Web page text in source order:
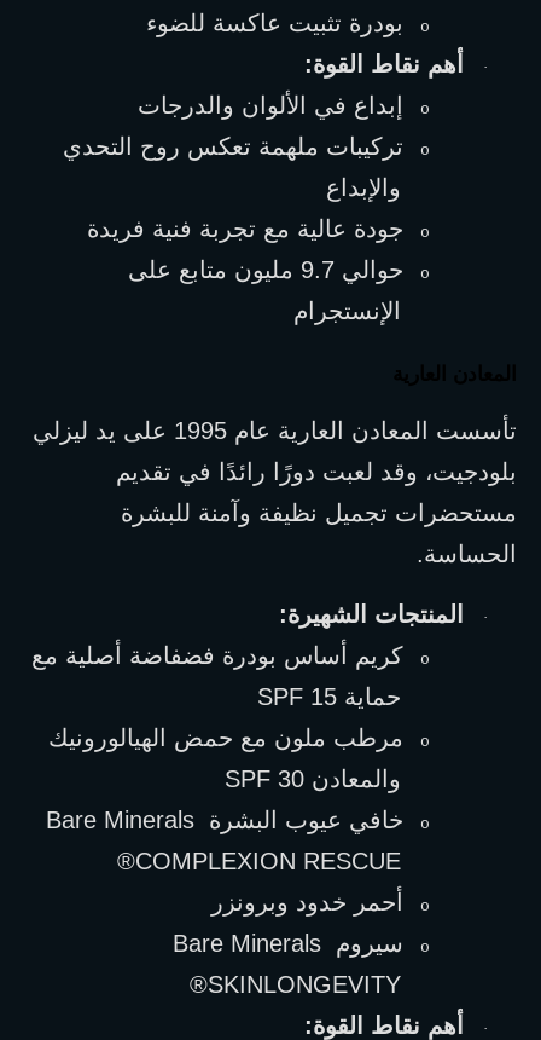
o بودرة تثبيت عاكسة للضوء
· أهم نقاط القوة:
o إبداع في الألوان والدرجات
o
والإبداع
o جودة عالية مع تجربة فنية فريدة
o
الإنستجرام
المعادن العارية
الحساسة.
· المنتجات الشهيرة:
o
حماية SPF 15
o
والمعادن SPF 30
o خافي عيوب البشرة Bare Minerals
COMPLEXION RESCUE
®
o أحمر خدود وبرونزر
o سيروم Bare Minerals
SKINLONGEVITY
®
· أهم نقاط القوة: